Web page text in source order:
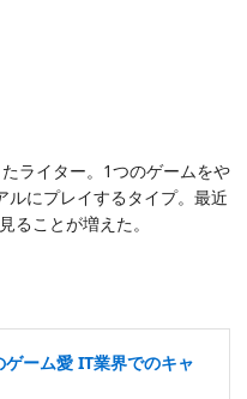
ライター。1つのゲームをや
ルにプレイするタイプ。最近
ることが増えた。
ーム愛 IT業界でのキャ